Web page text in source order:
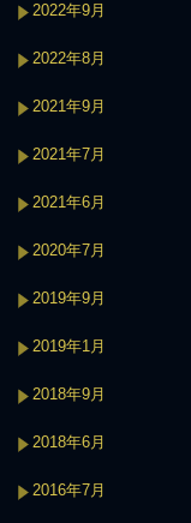
2022年9月
2022年8月
2021年9月
2021年7月
2021年6月
2020年7月
2019年9月
2019年1月
2018年9月
2018年6月
2016年7月